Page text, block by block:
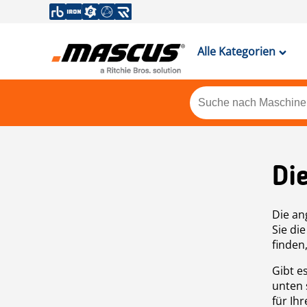
Alle Kategorien
Die
Sie
Gibt
unten
für